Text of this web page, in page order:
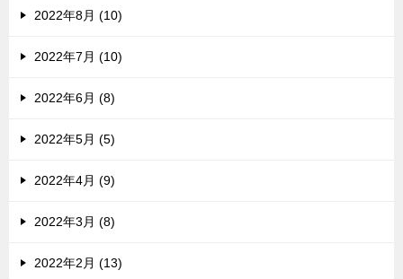
2022年8月 (10)
2022年7月 (10)
2022年6月 (8)
2022年5月 (5)
2022年4月 (9)
2022年3月 (8)
2022年2月 (13)